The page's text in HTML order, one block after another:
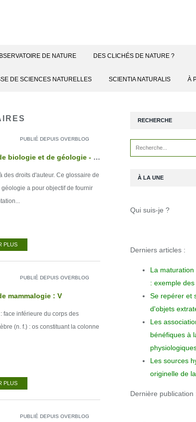
DE NATURE DES CLICHÉS DE NATURE ?
DE SCIENCES NATURELLES SCIENTIA NATURALIS À
PUBLIÉ DEPUIS OVERBLOG
Glossaire de biologie et de géologie - 3ème édition
des droits d'auteur. Ce glossaire de
a pour objectif de fournir
PLUS
PUBLIÉ DEPUIS OVERBLOG
mammalogie : V
face inférieure du corps des
(n. f.) : os constituant la colonne
PLUS
PUBLIÉ DEPUIS OVERBLOG
RECHERCHE
À LA UNE
Qui suis-je ?
Derniers articles :
La
: exemple
Se repérer et
d'objets
Les
bénéfiques à
Les sources
originelle de
Dernière publication